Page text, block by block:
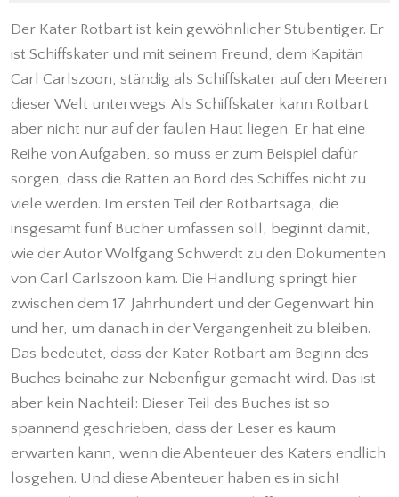
Der Kater Rotbart ist kein gewöhnlicher Stubentiger. Er
ist Schiffskater und mit seinem Freund, dem Kapitän
Carl Carlszoon, ständig als Schiffskater auf den Meeren
dieser Welt unterwegs. Als Schiffskater kann Rotbart
aber nicht nur auf der faulen Haut liegen. Er hat eine
Reihe von Aufgaben, so muss er zum Beispiel dafür
sorgen, dass die Ratten an Bord des Schiffes nicht zu
viele werden. Im ersten Teil der Rotbartsaga, die
insgesamt fünf Bücher umfassen soll, beginnt damit,
wie der Autor Wolfgang Schwerdt zu den Dokumenten
von Carl Carlszoon kam. Die Handlung springt hier
zwischen dem 17. Jahrhundert und der Gegenwart hin
und her, um danach in der Vergangenheit zu bleiben.
Das bedeutet, dass der Kater Rotbart am Beginn des
Buches beinahe zur Nebenfigur gemacht wird. Das ist
aber kein Nachteil: Dieser Teil des Buches ist so
spannend geschrieben, dass der Leser es kaum
erwarten kann, wenn die Abenteuer des Katers endlich
losgehen. Und diese Abenteuer haben es in sich!